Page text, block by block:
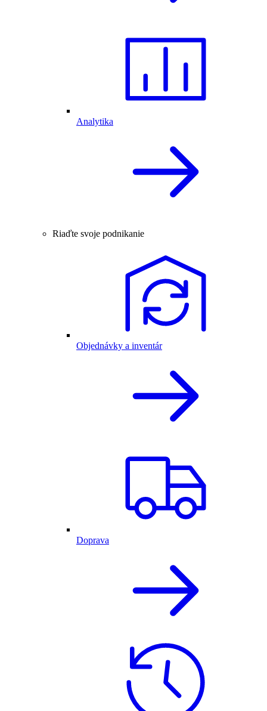
Analytika
Riaďte svoje podnikanie
Objednávky a inventár
Doprava